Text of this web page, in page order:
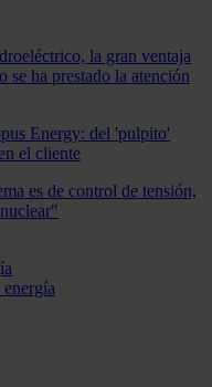
la gran ventaja
se ha prestado la atención
Energy: del 'pulpito'
el cliente
es de control de tensión,